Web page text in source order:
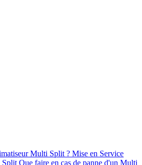
Multi Split ? Mise en Service
Split Que faire en cas de panne d'un Multi